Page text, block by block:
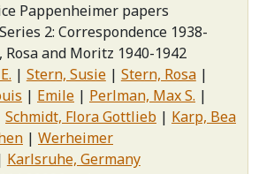
Pappenheimer papers
Series 2: Correspondence 1938-
Rosa and Moritz 1940-1942
Stern, Susie
Stern, Rosa
Emile
Perlman, Max S.
Schmidt, Flora Gottlieb
Karp, Bea
Werheimer
Karlsruhe, Germany